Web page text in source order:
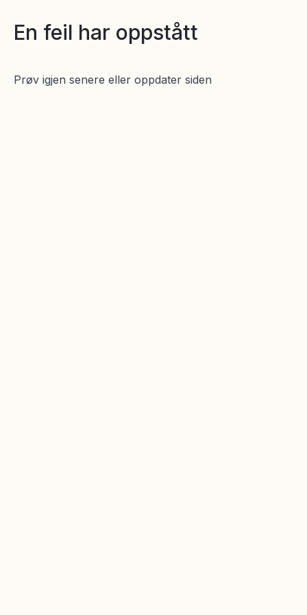
En feil har oppstått
Prøv igjen senere eller oppdater siden